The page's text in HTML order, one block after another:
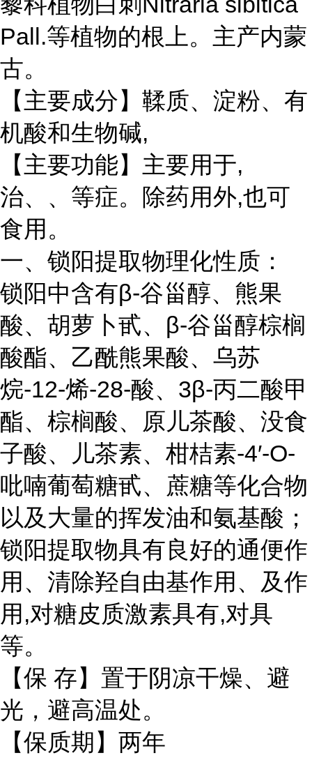
Pall.等植物的根上。主产内蒙
古。
【主要成分】鞣质、淀粉、有
机酸和生物碱,
【主要功能】主要用于,
治、、等症。除药用外,也可
食用。
一、锁阳提取物理化性质：
锁阳中含有β-谷甾醇、熊果
酸、胡萝卜甙、β-谷甾醇棕榈
酸酯、乙酰熊果酸、乌苏
烷-12-烯-28-酸、3β-丙二酸甲
酯、棕榈酸、原儿茶酸、没食
子酸、儿茶素、柑桔素-4′-O-
吡喃葡萄糖甙、蔗糖等化合物
以及大量的挥发油和氨基酸；
锁阳提取物具有良好的通便作
用、清除羟自由基作用、及作
用,对糖皮质激素具有,对具
等。
【保 存】置于阴凉干燥、避
光，避高温处。
【保质期】两年